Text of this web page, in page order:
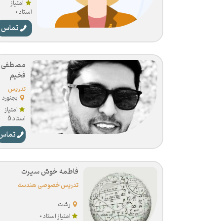
امتیاز
استاد 0
تماس
مصطفی
فخیم
تدریس
خصوصی
هندسه
بجنورد
امتیاز
استاد 5
فاطمه خوش سیرت
تدریس خصوصی هندسه
رشت
امتیاز استاد 0